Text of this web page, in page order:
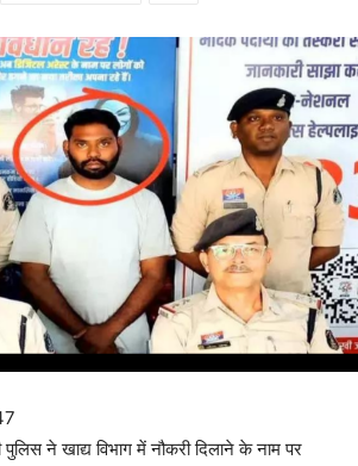
ने खाद्य विभाग में नौकरी दिलाने के नाम पर